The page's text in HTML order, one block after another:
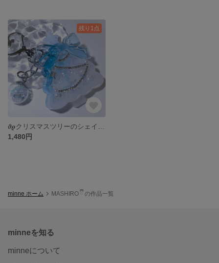
残り1点
1,480円
minne ホーム MASHIRO ྀི の作品一覧
minneを知る
minneについて